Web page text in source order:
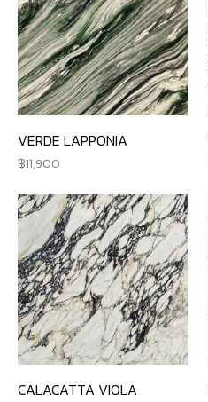
VERDE LAPPONIA
11,900
CALACATTA VIOLA